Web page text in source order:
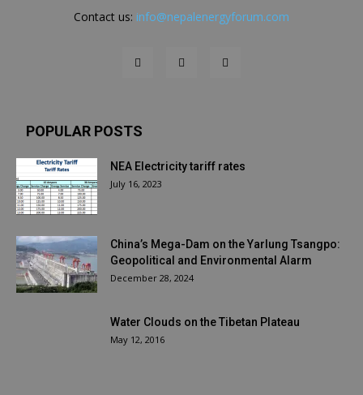
Contact us: info@nepalenergyforum.com
POPULAR POSTS
NEA Electricity tariff rates
July 16, 2023
China’s Mega-Dam on the Yarlung Tsangpo:
Geopolitical and Environmental Alarm
December 28, 2024
Water Clouds on the Tibetan Plateau
May 12, 2016